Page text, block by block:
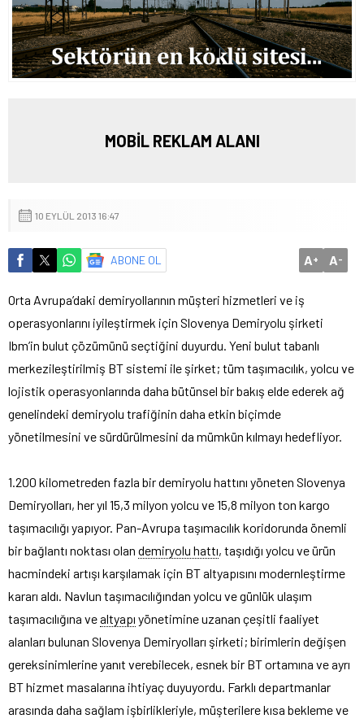
MOBİL REKLAM ALANI
10 EYLÜL 2013 16:47
ABONE OL A+ A-
Orta Avrupa’daki demiryollarının müşteri hizmetleri ve iş
operasyonlarını iyileştirmek için Slovenya Demiryolu şirketi
Ibm’in bulut çözümünü seçtiğini duyurdu. Yeni bulut tabanlı
merkezileştirilmiş BT sistemi ile şirket; tüm taşımacılık, yolcu ve
lojistik operasyonlarında daha bütünsel bir bakış elde ederek ağ
genelindeki demiryolu trafiğinin daha etkin biçimde
yönetilmesini ve sürdürülmesini da mümkün kılmayı hedefliyor.
1.200 kilometreden fazla bir demiryolu hattını yöneten Slovenya
Demiryolları, her yıl 15,3 milyon yolcu ve 15,8 milyon ton kargo
taşımacılığı yapıyor. Pan-Avrupa taşımacılık koridorunda önemli
bir bağlantı noktası olan demiryolu hattı, taşıdığı yolcu ve ürün
hacmindeki artışı karşılamak için BT altyapısını modernleştirme
kararı aldı. Navlun taşımacılığından yolcu ve günlük ulaşım
taşımacılığına vealtyapı yönetimine uzanan çeşitli faaliyet
alanları bulunan Slovenya Demiryolları şirketi; birimlerin değişen
gereksinimlerine yanıt verebilecek, esnek bir BT ortamına ve ayrı
BT hizmet masalarına ihtiyaç duyuyordu. Farklı departmanlar
arasında daha sağlam işbirlikleriyle, müşterilere kısa bekleme ve